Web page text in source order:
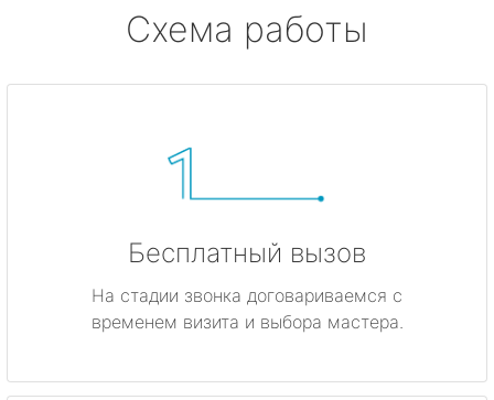
Схема работы
Бесплатный вызов
На стадии звонка договариваемся с
временем визита и выбора мастера.